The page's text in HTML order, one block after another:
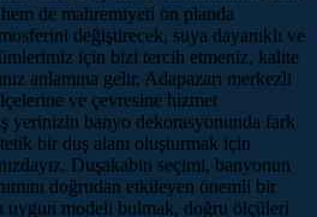
de mahremiyeti ön planda
değiştirecek, suya dayanıklı ve
için bizi tercih etmeniz, kalite
anlamına gelir. Adapazarı merkezli
ve çevresine hizmet
yerinizin banyo dekorasyonunda fark
bir duş alanı oluşturmak için
Duşakabin seçimi, banyonun
doğrudan etkileyen önemli bir
uygun modeli bulmak, doğru ölçüleri